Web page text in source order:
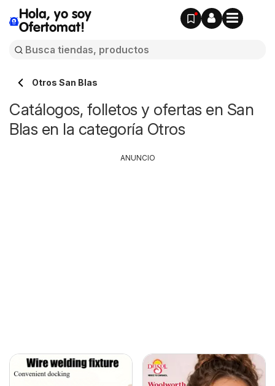
Hola, yo soy
Ofertomat!
Otros San Blas
Catálogos, folletos y ofertas en San
Blas en la categoría Otros
ANUNCIO